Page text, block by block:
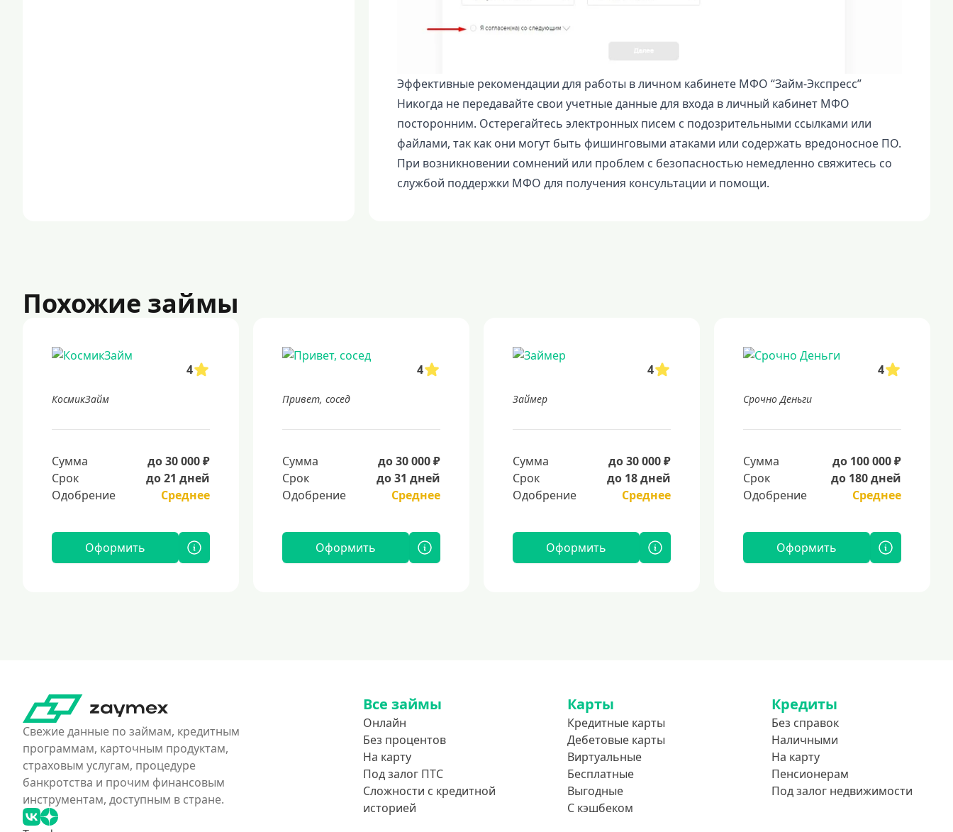
Эффективные рекомендации для работы в личном кабинете МФО “Займ-Экспресс”
Никогда не передавайте свои учетные данные для входа в личный кабинет МФО
посторонним. Остерегайтесь электронных писем с подозрительными ссылками или
файлами, так как они могут быть фишинговыми атаками или содержать вредоносное ПО.
При возникновении сомнений или проблем с безопасностью немедленно свяжитесь со
службой поддержки МФО для получения консультации и помощи.
Похожие займы
4
КосмикЗайм
Сумма
до 30 000 ₽
Срок
до 21 дней
Одобрение
Среднее
Оформить
4
Привет, сосед
Сумма
до 30 000 ₽
Срок
до 31 дней
Одобрение
Среднее
Оформить
4
Займер
Сумма
до 30 000 ₽
Срок
до 18 дней
Одобрение
Среднее
Оформить
4
Срочно Деньги
Сумма
до 100 000 ₽
Срок
до 180 дней
Одобрение
Среднее
Оформить
Свежие данные по займам, кредитным
программам, карточным продуктам,
страховым услугам, процедуре
банкротства и прочим финансовым
инструментам, доступным в стране.
Все займы
Онлайн
Без процентов
На карту
Под залог ПТС
Сложности с кредитной
историей
Карты
Кредитные карты
Дебетовые карты
Виртуальные
Бесплатные
Выгодные
С кэшбеком
Кредиты
Без справок
Наличными
На карту
Пенсионерам
Под залог недвижимости